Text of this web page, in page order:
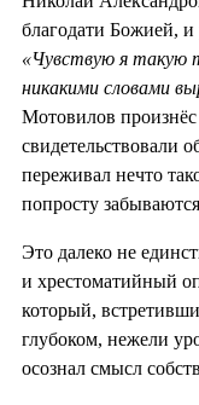
благодати Божией,
«Чувствую я такую
никакими словами
Мотовилов
свидетельствовали
переживал нечто
попросту
Это далеко не
и хрестоматийный
который,
глубоком, нежели
осознал смысл